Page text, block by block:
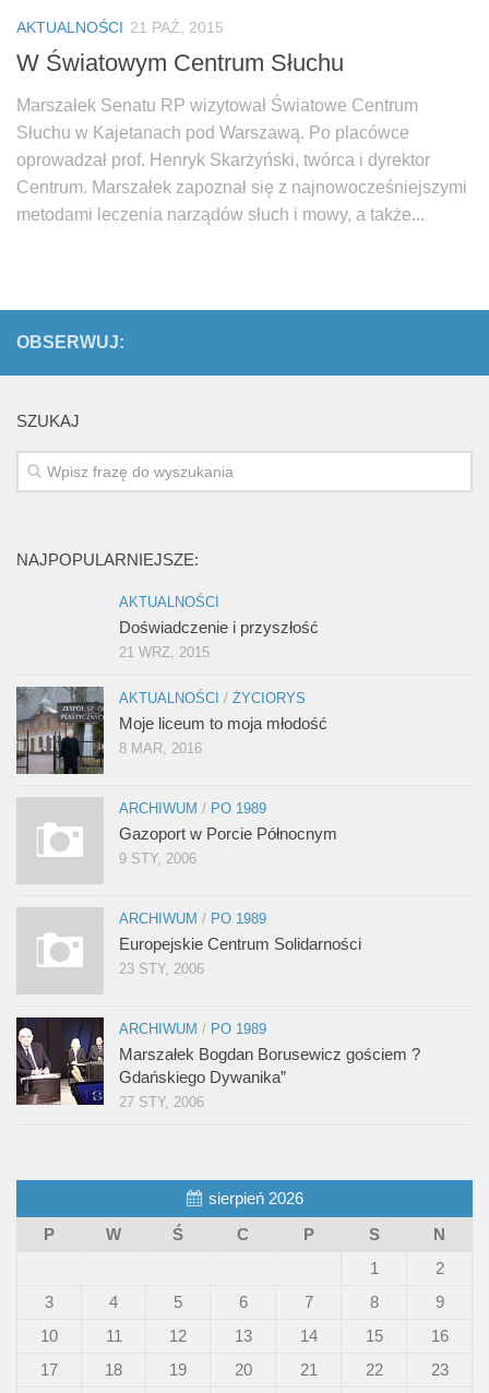
Polecane
Fundacja Jacka Kaczmarskiego
Fundacja Batorego
AKTUALNOŚCI 21 PAŹ, 2015
W Światowym Centrum Słuchu
Marszałek Senatu RP wizytował Światowe Centrum
Słuchu w Kajetanach pod Warszawą. Po placówce
oprowadzał prof. Henryk Skarżyński, twórca i dyrektor
Centrum. Marszałek zapoznał się z najnowocześniejszymi
metodami leczenia narządów słuch i mowy, a także...
OBSERWUJ:
SZUKAJ
NAJPOPULARNIEJSZE:
AKTUALNOŚCI
Doświadczenie i przyszłość
21 WRZ, 2015
AKTUALNOŚCI / ŻYCIORYS
Moje liceum to moja młodość
8 MAR, 2016
ARCHIWUM / PO 1989
Gazoport w Porcie Północnym
9 STY, 2006
ARCHIWUM / PO 1989
Europejskie Centrum Solidarności
23 STY, 2006
ARCHIWUM / PO 1989
Marszałek Bogdan Borusewicz gościem ?
Gdańskiego Dywanika”
27 STY, 2006
sierpień 2026
P
W Ś C P S
N
1
2
3
4 5 6 7 8
9
10
11 12 13 14 15
16
17
18 19 20 21 22
23